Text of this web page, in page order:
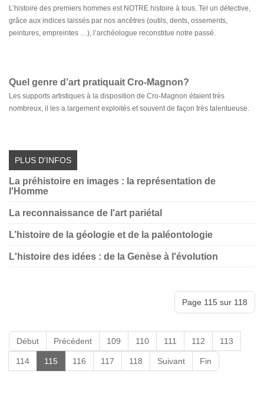
L’histoire des premiers hommes est NOTRE histoire à tous. Tel un détective,
grâce aux indices laissés par nos ancêtres (outils, dents, ossements,
peintures, empreintes …), l’archéologue reconstitue notre passé.
Quel genre d’art pratiquait Cro-Magnon?
Les supports artistiques à la disposition de Cro-Magnon étaient très
nombreux, il les a largement exploités et souvent de façon très talentueuse.
La préhistoire en images : la représentation de
l'Homme
La reconnaissance de l'art pariétal
L’histoire de la géologie et de la paléontologie
L'histoire des idées : de la Genèse à l'évolution
Page 115 sur 118
Début Précédent 109 110 111 112 113
114 115 116 117 118 Suivant Fin